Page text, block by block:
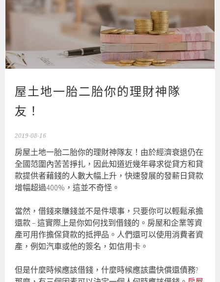
屋土地一胎二胎你的理財神隊
友！
2019-08-16
房屋土地一胎二胎你的理財神隊友！由於經濟衰退仍在
全國范圍內苦苦掙扎，因此知道近幾年尋求從貸方和貸
款提供者藉錢的人數大幅上升，快速發展的發薪日貸款
增幅超過400%，這並不奇怪。
當然，借錢來賺錢並不是件壞事，只要你可以輕鬆承擔
還款 – 這實際上是你如何找到借錢的。房屋和企業等資
產可用作擔保貸款的抵押品。人們還可以使用消費者資
產，例如汽車或他的簽名，如信用卡。
但是什麼時候應該借錢，什麼時候應該盡快償還債務?